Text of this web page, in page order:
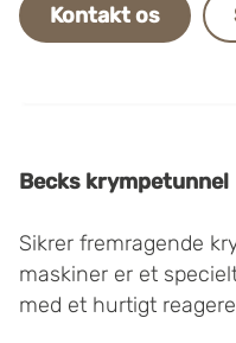
Kontakt os
Becks krympetunnel
Sikrer fremragende
maskiner er et
med et hurtigt